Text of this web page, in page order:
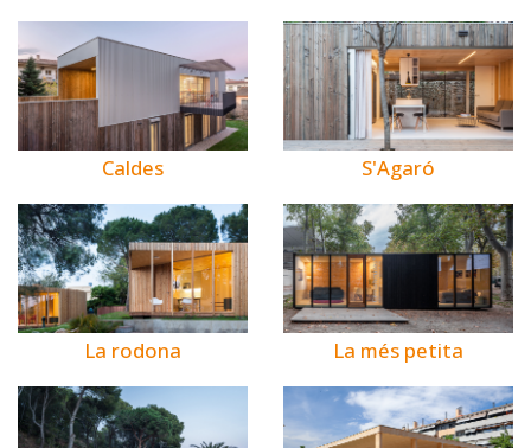
Caldes S'Agaró
La rodona La més petita